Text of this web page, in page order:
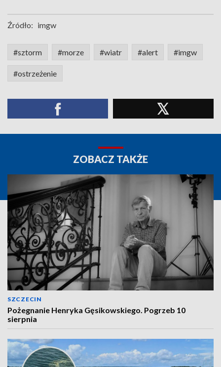
Źródło: imgw
#sztorm #morze #wiatr #alert #imgw
#ostrzeżenie
ZOBACZ TAKŻE
SZCZECIN
Pożegnanie Henryka Gęsikowskiego. Pogrzeb 10
sierpnia